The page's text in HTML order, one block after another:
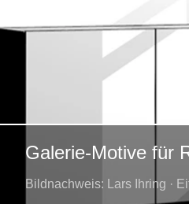
Galerie-Motive für
Bildnachweis: Lars Ihring ·